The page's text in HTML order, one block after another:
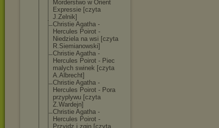
Morderstwo w Orient
Expressie [czyta
J.Zelnik]
Christie Agatha -
Hercules Poirot -
Niedziela na wsi [czyta
R.Siemianowski]
Christie Agatha -
Hercules Poirot - Piec
malych swinek [czyta
A.Albrecht]
Christie Agatha -
Hercules Poirot - Pora
przyplywu [czyta
Z.Wardejn]
Christie Agatha -
Hercules Poirot -
Przyjdz i zgin [czyta